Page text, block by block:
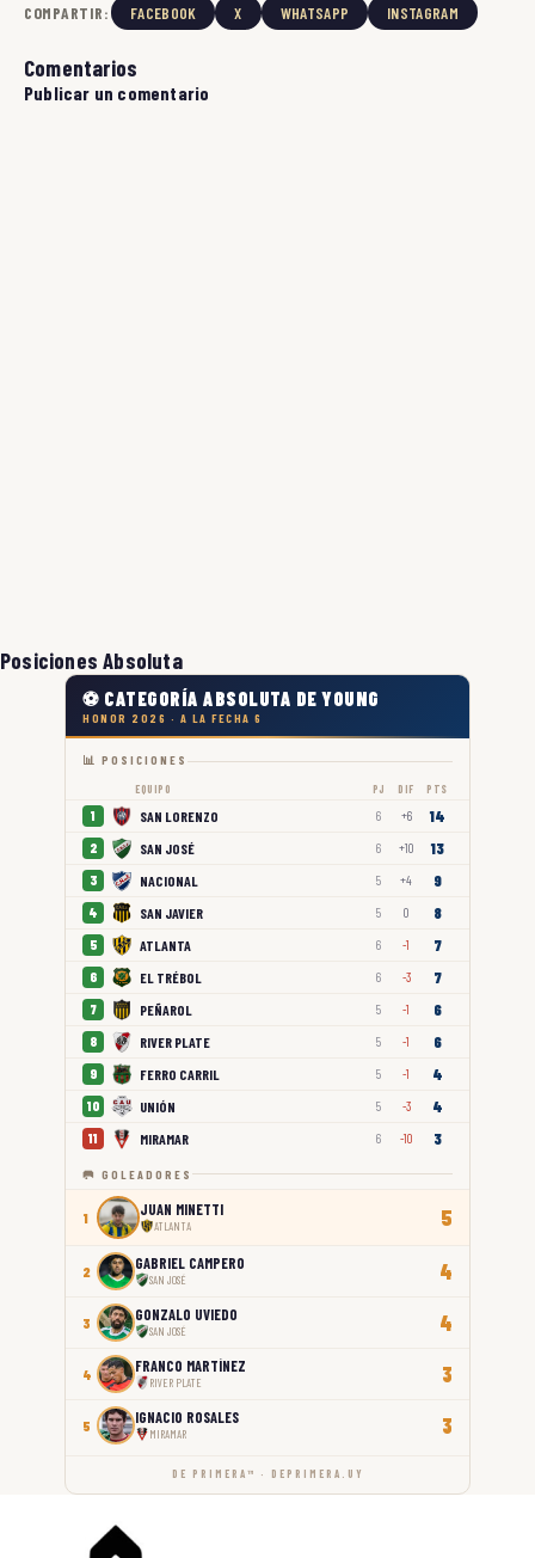
COMPARTIR: FACEBOOK X WHATSAPP INSTAGRAM
Comentarios
Publicar un comentario
Posiciones Absoluta
⚽ CATEGORÍA ABSOLUTA DE YOUNG
HONOR 2026 · A LA FECHA 6
📊 POSICIONES
EQUIPO PJ DIF PTS
1 SAN LORENZO 6 +6 14
2 SAN JOSÉ 6 +10 13
3 NACIONAL 5 +4 9
4 SAN JAVIER 5 0 8
5 ATLANTA 6 -1 7
6 EL TRÉBOL 6 -3 7
7 PEÑAROL 5 -1 6
8 RIVER PLATE 5 -1 6
9 FERRO CARRIL 5 -1 4
10 UNIÓN 5 -3 4
11 MIRAMAR 6 -10 3
🥅 GOLEADORES
1 JUAN MINETTI
ATLANTA 5
2 GABRIEL CAMPERO
SAN JOSÉ 4
3 GONZALO UVIEDO
SAN JOSÉ 4
4 FRANCO MARTÍNEZ
RIVER PLATE 3
5 IGNACIO ROSALES
MIRAMAR 3
DE PRIMERA™ · DEPRIMERA.UY